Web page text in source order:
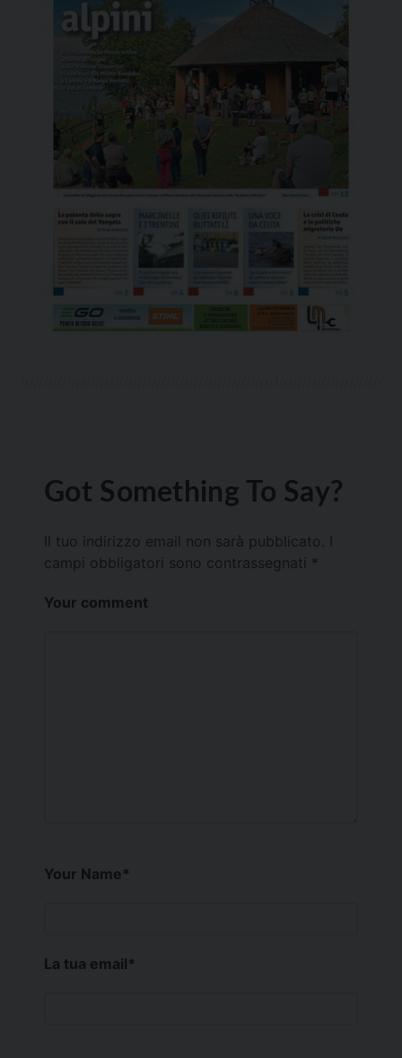
Got Something To Say?
Il tuo indirizzo email non sarà pubblicato.
campi obbligatori sono contrassegnati *
Your comment
Your Name*
La tua email*